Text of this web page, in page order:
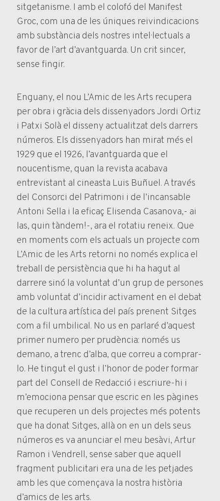
sitgetanisme. I amb el colofó del Manifest
Groc, com una de les úniques reivindicacions
amb substància dels nostres intel·lectuals a
favor de l’art d’avantguarda. Un crit sincer,
sense fingir.
Enguany, el nou L’Amic de les Arts recupera
per obra i gràcia dels dissenyadors Jordi Ortiz
i Patxi Solà el disseny actualitzat dels darrers
números. Els dissenyadors han mirat més el
1929 que el 1926, l’avantguarda que el
noucentisme, quan la revista acabava
entrevistant al cineasta Luis Buñuel. A través
del Consorci del Patrimoni i de l’incansable
Antoni Sella i la eficaç Elisenda Casanova,- ai
las, quin tàndem!-, ara el rotatiu reneix. Que
en moments com els actuals un projecte com
L’Amic de les Arts retorni no només explica el
treball de persistència que hi ha hagut al
darrere sinó la voluntat d’un grup de persones
amb voluntat d’incidir activament en el debat
de la cultura artística del país prenent Sitges
com a fil umbilical. No us en parlaré d’aquest
primer numero per prudència: només us
demano, a trenc d’alba, que correu a comprar-
lo. He tingut el gust i l’honor de poder formar
part del Consell de Redacció i escriure-hi i
m’emociona pensar que escric en les pàgines
que recuperen un dels projectes més potents
que ha donat Sitges, allà on en un dels seus
números es va anunciar el meu besàvi, Artur
Ramon i Vendrell, sense saber que aquell
fragment publicitari era una de les petjades
amb les que començava la nostra història
d’amics de les arts.